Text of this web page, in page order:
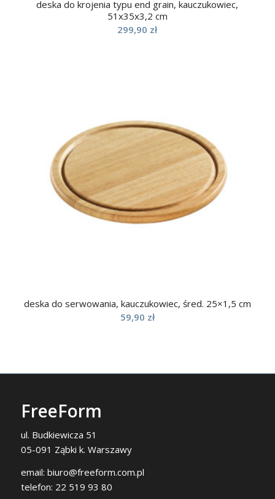
deska do krojenia typu end grain, kauczukowiec,
51x35x3,2 cm
299,90 zł
deska do serwowania, kauczukowiec, śred. 25×1,5 cm
59,90 zł
FreeForm
ul. Budkiewicza 51
05-091 Ząbki k. Warszawy
email: biuro@freeform.com.pl
telefon: 22 519 93 80